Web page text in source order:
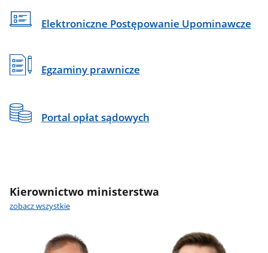
Elektroniczne Postępowanie Upominawcze
Egzaminy prawnicze
Portal opłat sądowych
Kierownictwo ministerstwa
zobacz wszystkie